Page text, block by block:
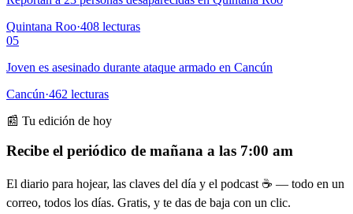
Quintana Roo·408 lecturas
05
Joven es asesinado durante ataque armado en Cancún
Cancún·462 lecturas
📰 Tu edición de hoy
Recibe el periódico de mañana a las 7:00 am
El diario para hojear, las claves del día y el podcast ☕ — todo en un
correo, todos los días. Gratis, y te das de baja con un clic.